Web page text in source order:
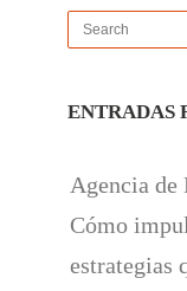
ENTRADAS
Agencia
Cómo
estrategias